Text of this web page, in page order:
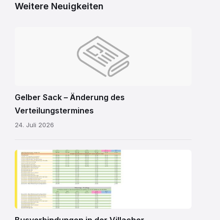
Weitere Neuigkeiten
Gelber Sack – Änderung des
Verteilungstermines
24. Juli 2026
Kirchtagsbus
2026.pdf